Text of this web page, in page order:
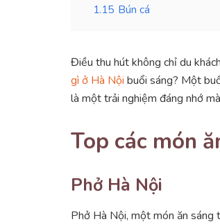
1.15 Bún cá
Điều thu hút không chỉ du
gì ở Hà Nội buổi sáng? Một
là một trải nghiệm đáng nhớ
Top các món
Phở Hà Nội
Phở Hà Nội, một món ăn sáng